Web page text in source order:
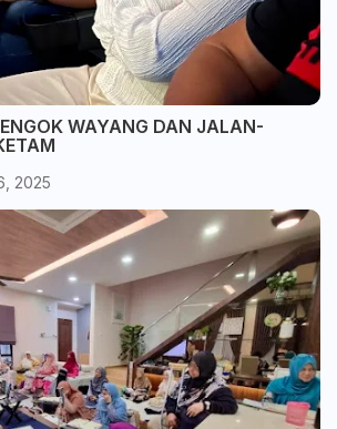
WAYANG DAN JALAN-
2025